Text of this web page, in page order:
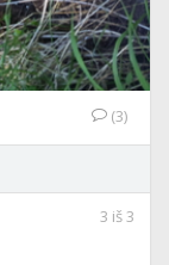
(3)
3 iš3